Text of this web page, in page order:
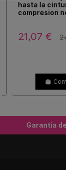
hasta la
compresion
21,07 €
Garantía